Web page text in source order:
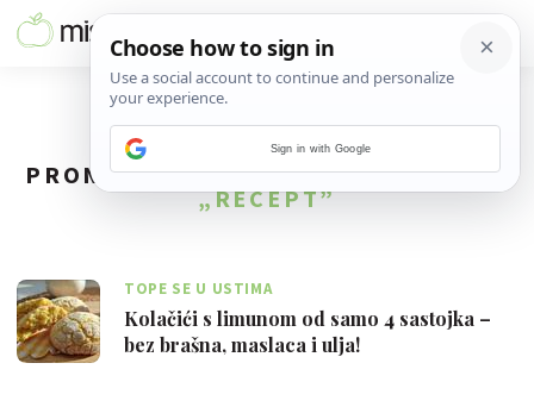
PRONAĐENO425REZULTATA ZA TAG
„RECEPT”
TOPE SE U USTIMA
Kolačići s limunom od samo 4 sastojka –
bez brašna, maslaca i ulja!
Sign in with Google